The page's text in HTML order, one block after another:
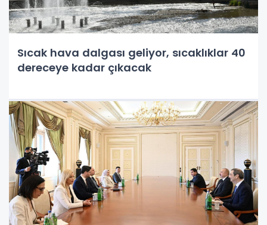
Sıcak hava dalgası geliyor, sıcaklıklar 40
dereceye kadar çıkacak